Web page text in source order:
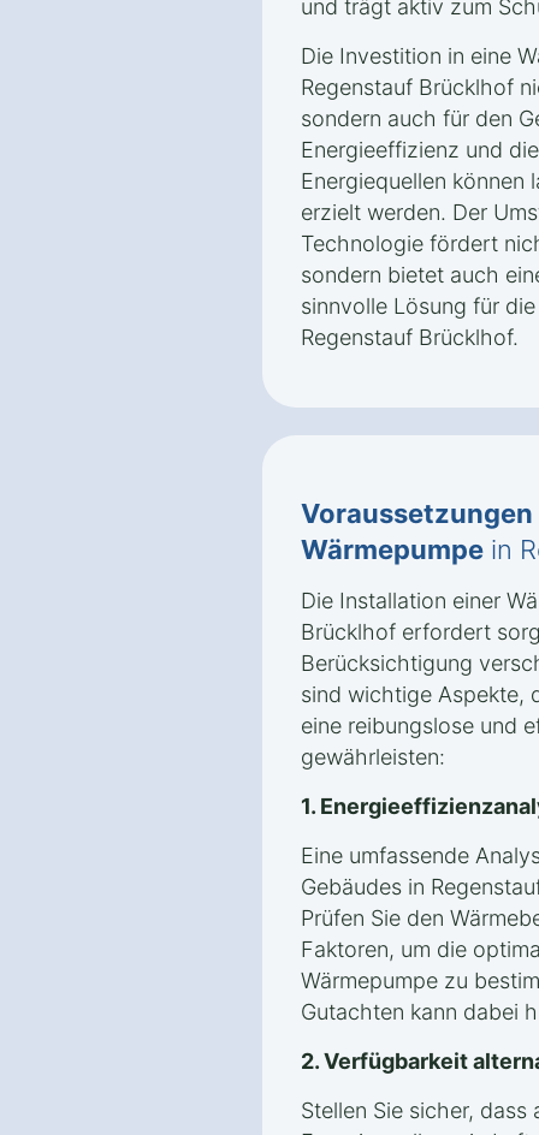
und trägt aktiv zum
Die Investition in eine
Regenstauf Brücklhof
sondern auch für den
Energieeffizienz und
Energiequellen können
erzielt werden. Der
Technologie fördert
sondern bietet auch
sinnvolle Lösung für
Regenstauf Brücklhof.
Voraussetzungen
Wärmepumpe in
Die Installation einer
Brücklhof erfordert
Berücksichtigung
sind wichtige Aspekte,
eine reibungslose und
gewährleisten:
1.
Eine umfassende
Gebäudes in
Prüfen Sie den
Faktoren, um die
Wärmepumpe zu
Gutachten kann dabei
2. Verfügbarkeit
Stellen Sie sicher, dass